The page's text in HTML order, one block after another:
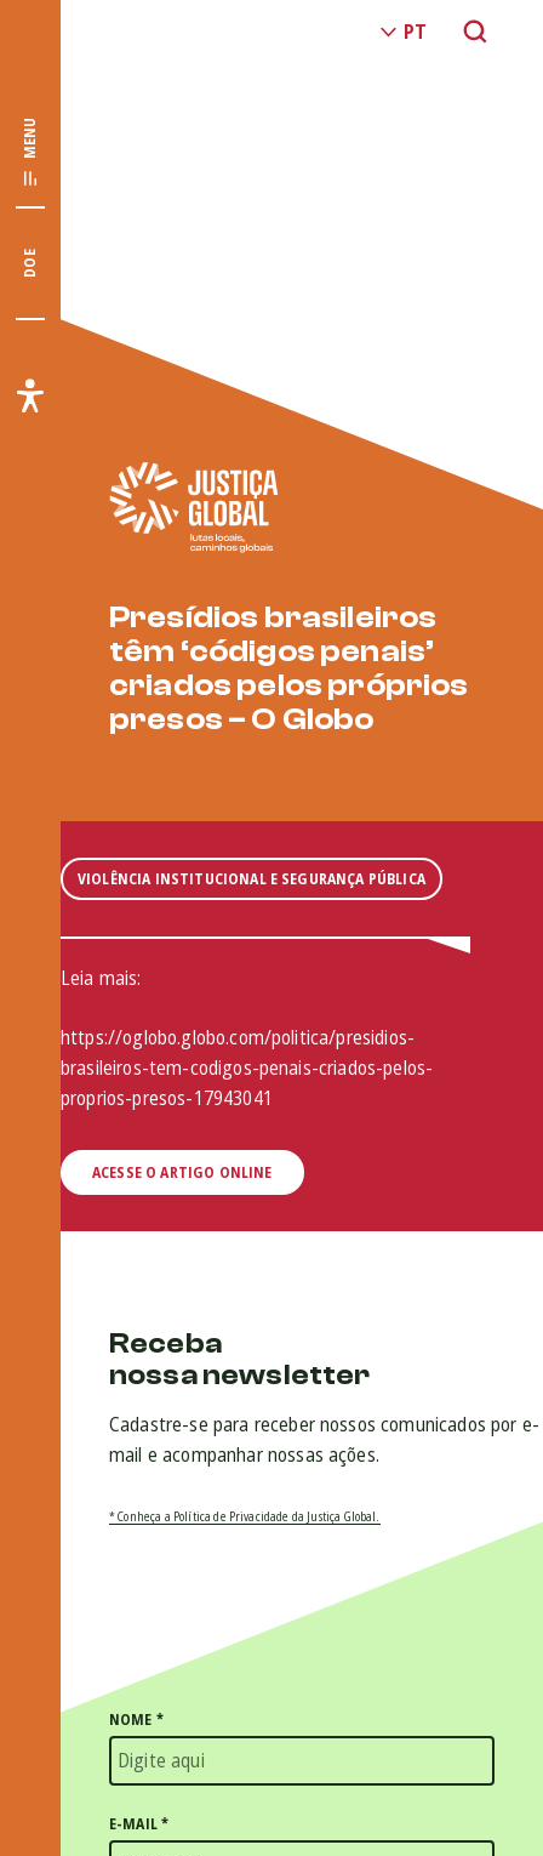
MENU
DOE
Presídios brasileiros
têm ‘códigos penais’
criados pelos próprios
presos – O Globo
VIOLÊNCIA INSTITUCIONAL E SEGURANÇA PÚBLICA
Leia mais:
https://oglobo.globo.com/politica/presidios-
brasileiros-tem-codigos-penais-criados-pelos-
proprios-presos-17943041
ACESSE O ARTIGO ONLINE
Receba
nossa newsletter
Cadastre-se para receber nossos comunicados por e-
mail e acompanhar nossas ações.
* Conheça a Política de Privacidade da Justiça Global.
NOME *
E-MAIL*